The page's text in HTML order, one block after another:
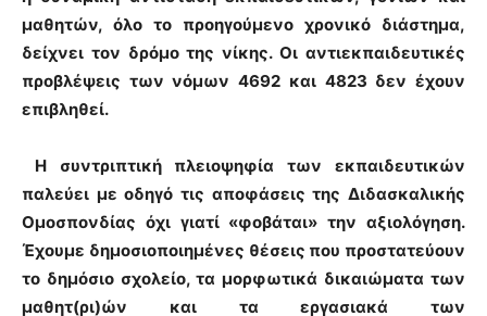
μαθητών, όλο το προηγούμενο χρονικό διάστημα,
δείχνει τον δρόμο της νίκης. Οι αντιεκπαιδευτικές
προβλέψεις των νόμων 4692 και 4823 δεν έχουν
επιβληθεί.
Η συντριπτική πλειοψηφία των εκπαιδευτικών
παλεύει με οδηγό τις αποφάσεις της Διδασκαλικής
Ομοσπονδίας όχι γιατί «φοβάται» την αξιολόγηση.
Έχουμε δημοσιοποιημένες θέσεις που προστατεύουν
το δημόσιο σχολείο, τα μορφωτικά δικαιώματα των
μαθητ(ρι)ών και τα εργασιακά των